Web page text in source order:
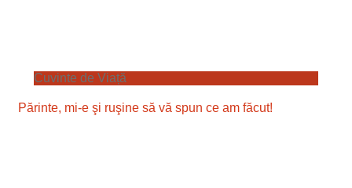
Cuvinte de Viață
Părinte, mi-e şi ruşine să vă spun ce am făcut!